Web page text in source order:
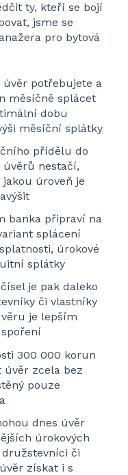
ty, kteří se bojí
jsme se
pro bytová
úvěr potřebujete a
měsíčně splácet
dobu
měsíční splátky
přídělu do
nestačí,
úroveň je
banka připraví na
splácení
úrokové
splátky
je pak daleko
či vlastníky
je lepším
300 000 korun
úvěr zcela bez
pouze
dnes úvěr
úrokových
či
získat i s